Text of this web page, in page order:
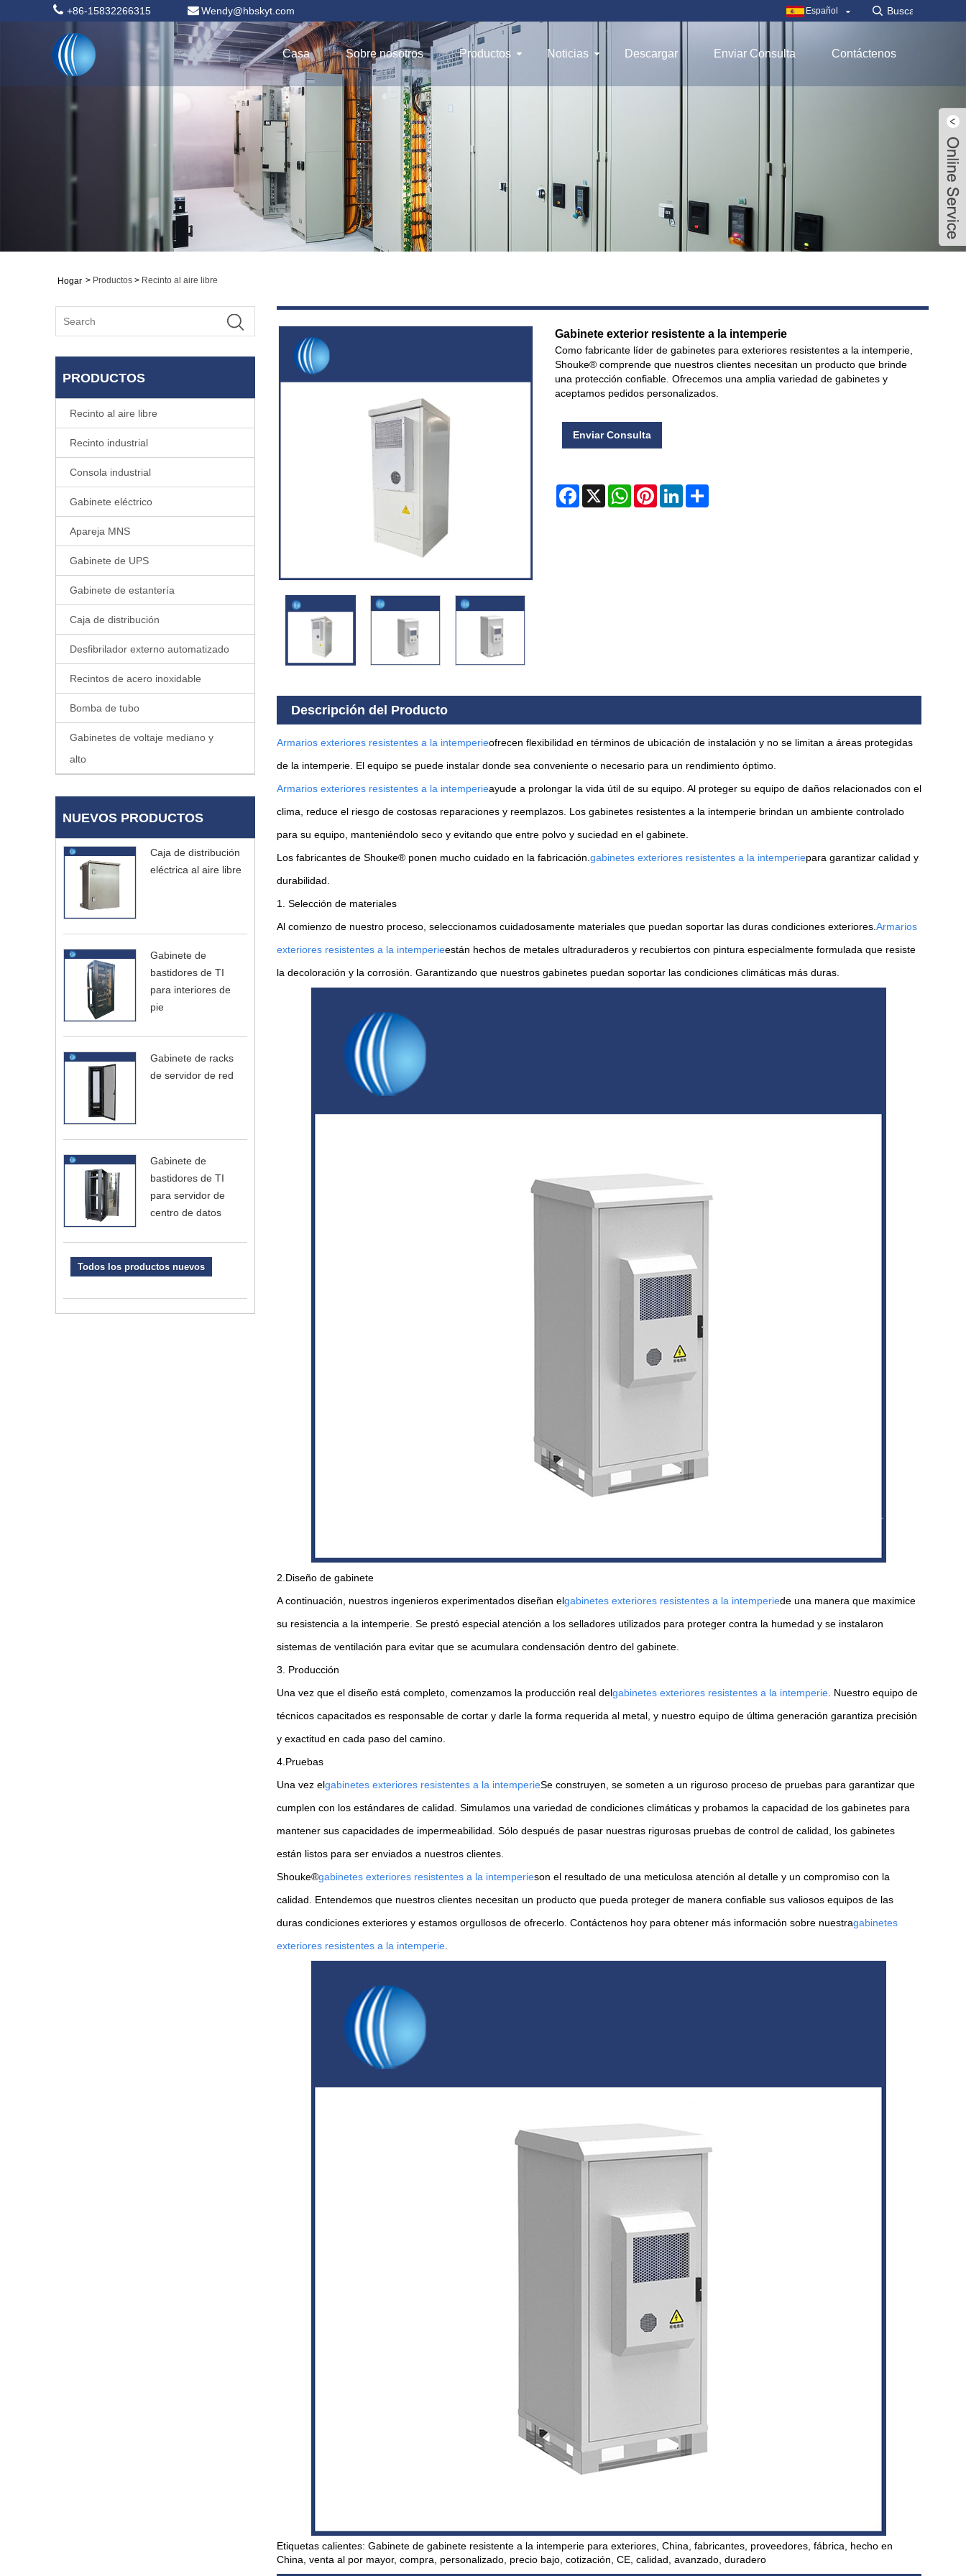
+86-15832266315 Wendy@hbskyt.com Español
Casa Sobre nosotros Productos Noticias Descargar Enviar Consulta Contáctenos
Hogar > Productos > Recinto al aire libre
PRODUCTOS
Recinto al aire libre
Recinto industrial
Consola industrial
Gabinete eléctrico
Apareja MNS
Gabinete de UPS
Gabinete de estantería
Caja de distribución
Desfibrilador externo automatizado
Recintos de acero inoxidable
Bomba de tubo
Gabinetes de voltaje mediano y
alto
NUEVOS PRODUCTOS
Caja de distribución
eléctrica al aire libre
Gabinete de
bastidores de TI
para interiores de
pie
Gabinete de racks
de servidor de red
Gabinete de
bastidores de TI
para servidor de
centro de datos
Todos los productos nuevos
Gabinete exterior resistente a la intemperie
Como fabricante líder de gabinetes para exteriores resistentes a la intemperie,
Shouke® comprende que nuestros clientes necesitan un producto que brinde
una protección confiable. Ofrecemos una amplia variedad de gabinetes y
aceptamos pedidos personalizados.
Enviar Consulta
Facebook
X WhatsAppPinterestLinkedIn
Descripción del Producto
Armarios exteriores resistentes a la intemperieofrecen flexibilidad en términos de ubicación de instalación y no se limitan a áreas protegidas
de la intemperie. El equipo se puede instalar donde sea conveniente o necesario para un rendimiento óptimo.
Armarios exteriores resistentes a la intemperieayude a prolongar la vida útil de su equipo. Al proteger su equipo de daños relacionados con el
clima, reduce el riesgo de costosas reparaciones y reemplazos. Los gabinetes resistentes a la intemperie brindan un ambiente controlado
para su equipo, manteniéndolo seco y evitando que entre polvo y suciedad en el gabinete.
Los fabricantes de Shouke® ponen mucho cuidado en la fabricación.gabinetes exteriores resistentes a la intemperiepara garantizar calidad y
durabilidad.
1. Selección de materiales
Al comienzo de nuestro proceso, seleccionamos cuidadosamente materiales que puedan soportar las duras condiciones exteriores.Armarios
exteriores resistentes a la intemperieestán hechos de metales ultraduraderos y recubiertos con pintura especialmente formulada que resiste
la decoloración y la corrosión. Garantizando que nuestros gabinetes puedan soportar las condiciones climáticas más duras.
2.Diseño de gabinete
A continuación, nuestros ingenieros experimentados diseñan elgabinetes exteriores resistentes a la intemperiede una manera que maximice
su resistencia a la intemperie. Se prestó especial atención a los selladores utilizados para proteger contra la humedad y se instalaron
sistemas de ventilación para evitar que se acumulara condensación dentro del gabinete.
3. Producción
Una vez que el diseño está completo, comenzamos la producción real delgabinetes exteriores resistentes a la intemperie. Nuestro equipo de
técnicos capacitados es responsable de cortar y darle la forma requerida al metal, y nuestro equipo de última generación garantiza precisión
y exactitud en cada paso del camino.
4.Pruebas
Una vez elgabinetes exteriores resistentes a la intemperieSe construyen, se someten a un riguroso proceso de pruebas para garantizar que
cumplen con los estándares de calidad. Simulamos una variedad de condiciones climáticas y probamos la capacidad de los gabinetes para
mantener sus capacidades de impermeabilidad. Sólo después de pasar nuestras rigurosas pruebas de control de calidad, los gabinetes
están listos para ser enviados a nuestros clientes.
Shouke®gabinetes exteriores resistentes a la intemperieson el resultado de una meticulosa atención al detalle y un compromiso con la
calidad. Entendemos que nuestros clientes necesitan un producto que pueda proteger de manera confiable sus valiosos equipos de las
duras condiciones exteriores y estamos orgullosos de ofrecerlo. Contáctenos hoy para obtener más información sobre nuestragabinetes
exteriores resistentes a la intemperie.
Etiquetas calientes: Gabinete de gabinete resistente a la intemperie para exteriores, China, fabricantes, proveedores, fábrica, hecho en
China, venta al por mayor, compra, personalizado, precio bajo, cotización, CE, calidad, avanzado, duradero